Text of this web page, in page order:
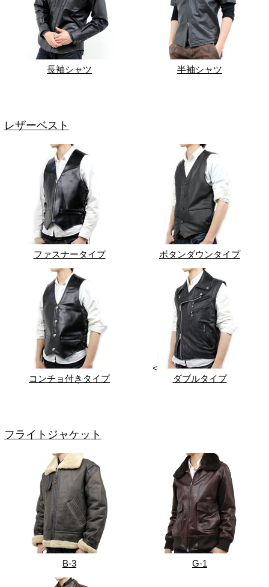
長袖シャツ 半袖シャツ
レザーベスト
ファスナータイプ ボタンダウンタイプ
コンチョ付きタイプ
<
ダブルタイプ
フライトジャケット
B-3 G-1